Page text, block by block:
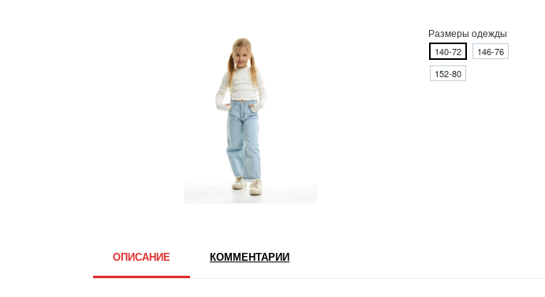
Размеры одежды
140-72
146-76
152-80
ОПИСАНИЕ КОММЕНТАРИИ